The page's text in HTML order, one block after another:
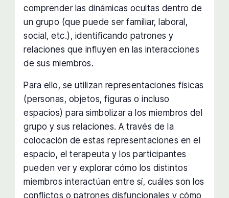
comprender las dinámicas ocultas dentro de
un grupo (que puede ser familiar, laboral,
social, etc.), identificando patrones y
relaciones que influyen en las interacciones
de sus miembros.
Para ello, se utilizan representaciones físicas
(personas, objetos, figuras o incluso
espacios) para simbolizar a los miembros del
grupo y sus relaciones. A través de la
colocación de estas representaciones en el
espacio, el terapeuta y los participantes
pueden ver y explorar cómo los distintos
miembros interactúan entre sí, cuáles son los
conflictos o patrones disfuncionales y cómo